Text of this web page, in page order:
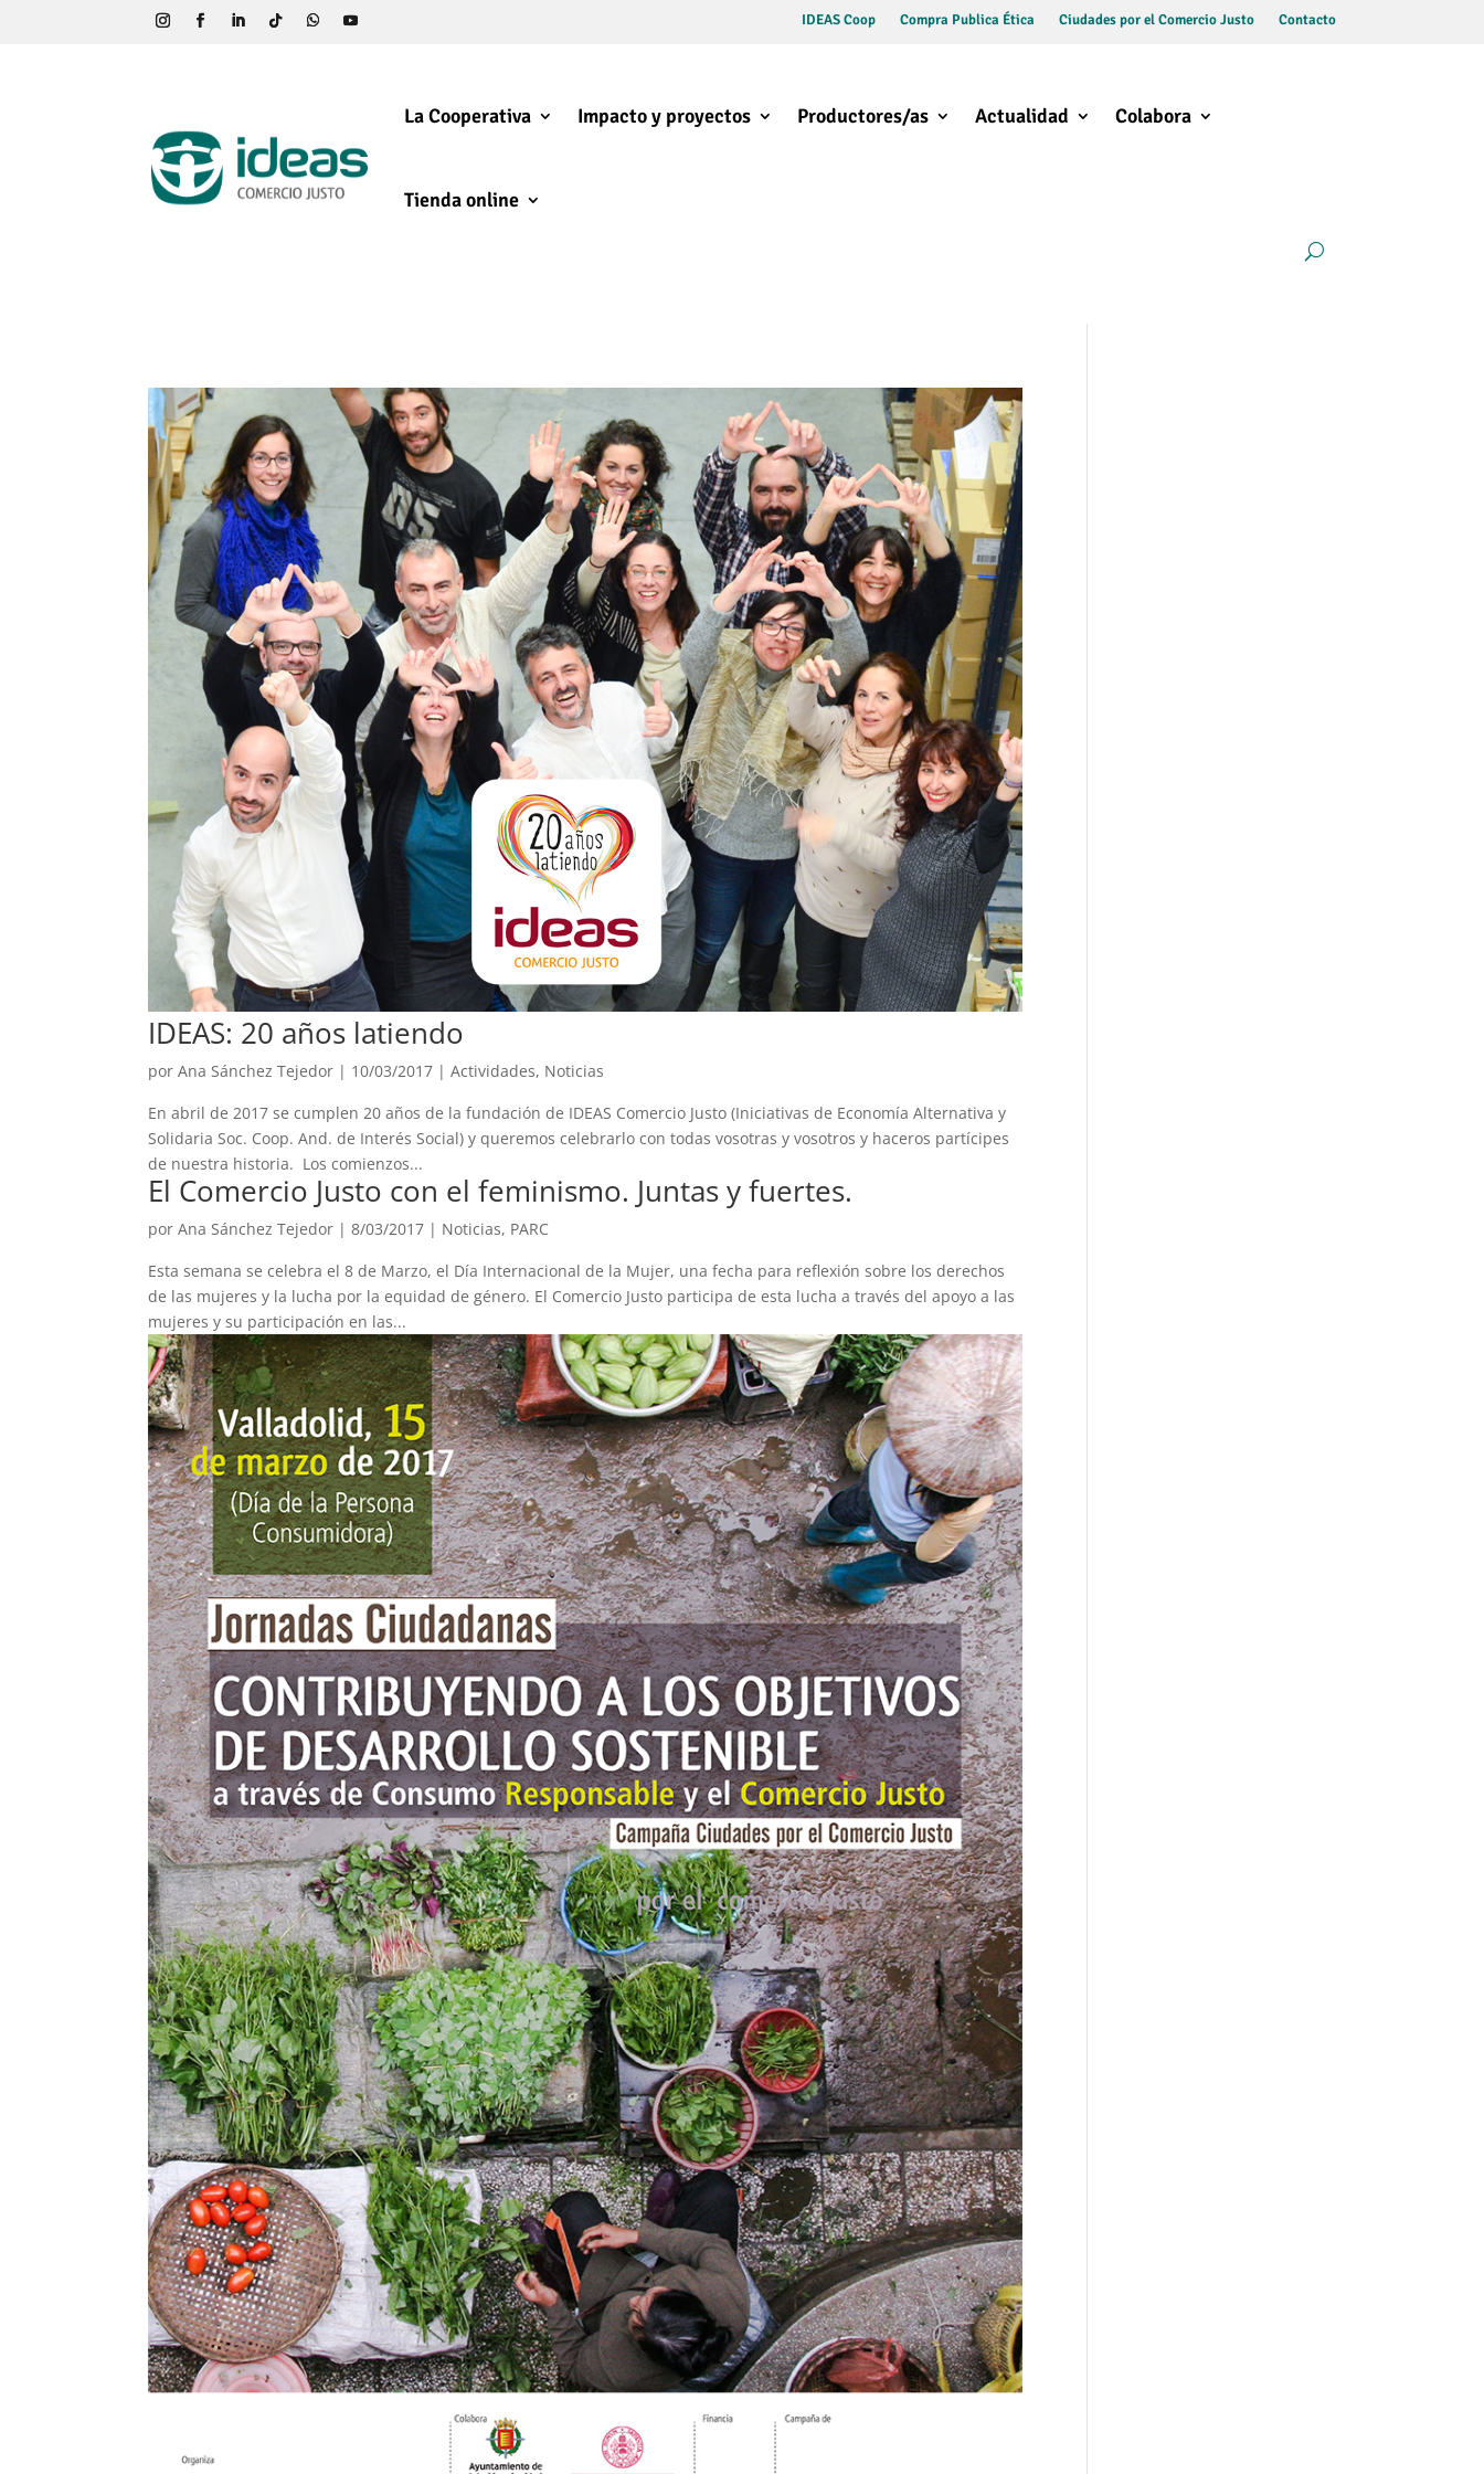
IDEAS Coop Compra Publica Ética Ciudades por el Comercio Justo Contacto
La Cooperativa Impacto y proyectos Productores/as Actualidad Colabora
Tienda online
IDEAS: 20 años latiendo
porAna Sánchez Tejedor | 10/03/2017 |Actividades, Noticias
En abril de 2017 se cumplen 20 años de la fundación de IDEAS Comercio Justo (Iniciativas de Economía Alternativa y
Solidaria Soc. Coop. And. de Interés Social) y queremos celebrarlo con todas vosotras y vosotros y haceros partícipes
de nuestra historia. Los comienzos...
El Comercio Justo con el feminismo. Juntas y fuertes.
porAna Sánchez Tejedor |8/03/2017 | Noticias, PARC
Esta semana se celebra el 8 de Marzo, el Día Internacional de la Mujer, una fecha para reflexión sobre los derechos
de las mujeres y la lucha por la equidad de género. El Comercio Justo participa de esta lucha a través del apoyo a las
mujeres y su participación en las...